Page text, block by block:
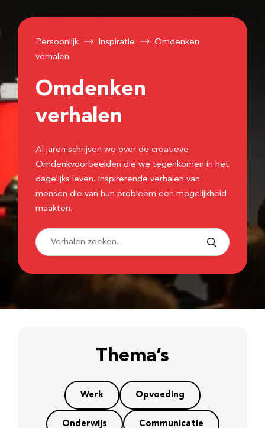
Persoonlijk Inspiratie
Omdenken
verhalen
Omdenken
verhalen
Al jaren schrijven we over de creatieve
Omdenkvoorbeelden die we tegenkomen in het
dagelijks leven. Inspirerende verhalen van
mensen die van hun probleem een mogelijkheid
maakten.
Thema’s
Werk Opvoeding
Onderwijs Communicatie